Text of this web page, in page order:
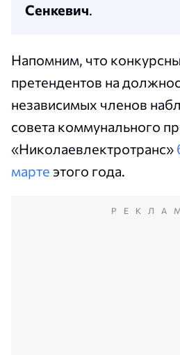
Сенкевич.
Напомним, что
претендентов на
независимых членов
совета коммунального
«Николаевлектротранс»
марте этого года.